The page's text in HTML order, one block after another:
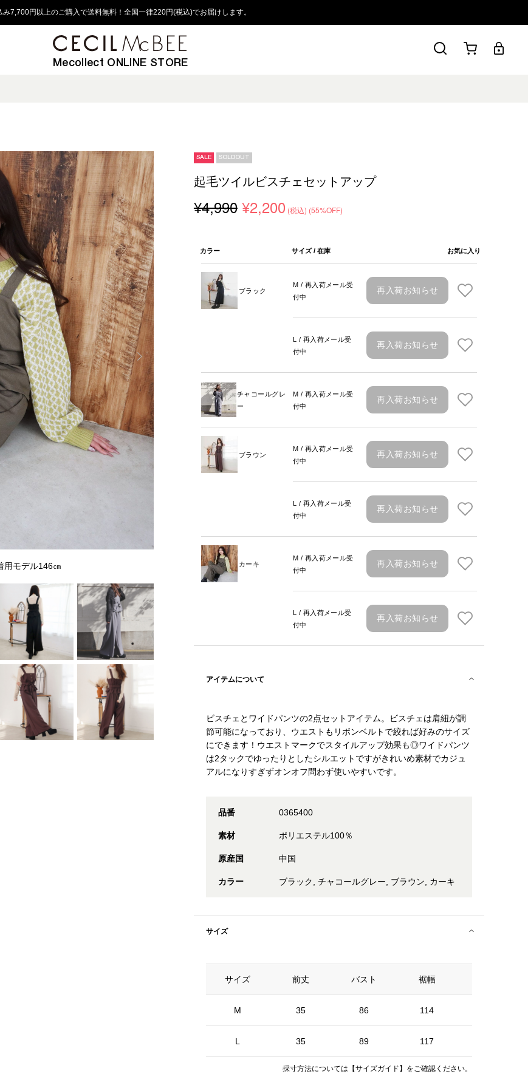
み7,700円以上のご購入で送料無料！全国一律220円(税込)でお届けします。
Mecollect ONLINE STORE
用モデル146㎝
SALE SOLDOUT
起毛ツイルビスチェセットアップ
¥4,990 ¥2,200 (税込) (55%OFF)
カラー サイズ / 在庫 お気に入り
ブラック
M / 再入荷メール受
付中
再入荷お知らせ
L / 再入荷メール受
付中
再入荷お知らせ
チャコールグレ
ー
M / 再入荷メール受
付中
再入荷お知らせ
ブラウン
M / 再入荷メール受
付中
再入荷お知らせ
L / 再入荷メール受
付中
再入荷お知らせ
カーキ
M / 再入荷メール受
付中
再入荷お知らせ
L / 再入荷メール受
付中
再入荷お知らせ
アイテムについて
ビスチェとワイドパンツの2点セットアイテム。ビスチェは肩紐が調
節可能になっており、ウエストもリボンベルトで絞れば好みのサイズ
にできます！ウエストマークでスタイルアップ効果も◎ワイドパンツ
は2タックでゆったりとしたシルエットですがきれいめ素材でカジュ
アルになりすぎずオンオフ問わず使いやすいです。
品番 0365400
素材 ポリエステル100％
原産国 中国
カラー ブラック, チャコールグレー, ブラウン, カーキ
サイズ
サイズ
M
L
前丈 バスト 裾幅
35 86 114
35 89 117
採寸方法については 【サイズガイド】 をご確認ください。